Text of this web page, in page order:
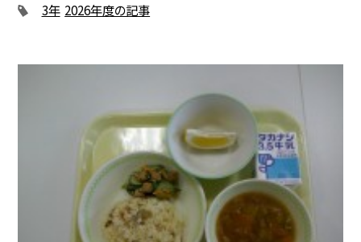
3年 2026年度の記事